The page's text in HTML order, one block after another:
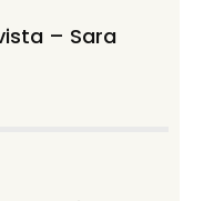
– Sara